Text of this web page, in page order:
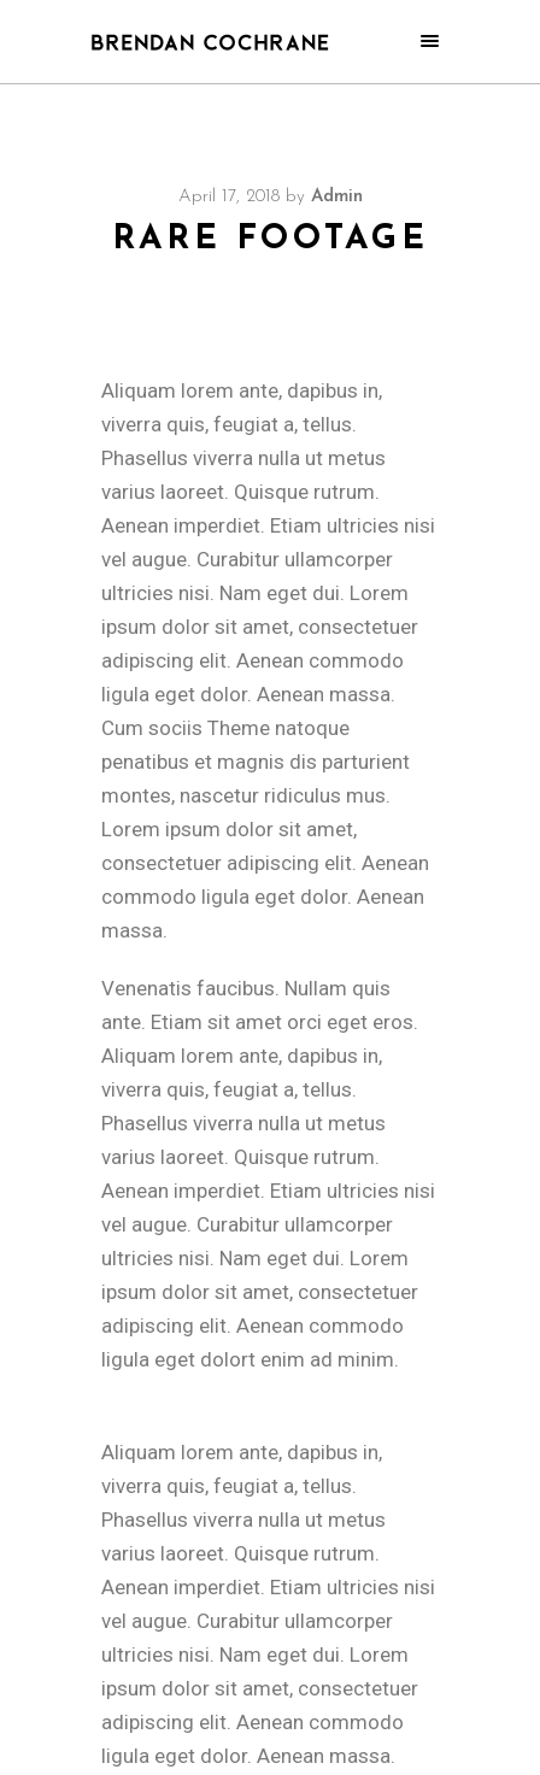
April 17, 2018 by Admin
RARE FOOTAGE
Aliquam lorem ante, dapibus in,
viverra quis, feugiat a, tellus.
Phasellus viverra nulla ut metus
varius laoreet. Quisque rutrum.
Aenean imperdiet. Etiam ultricies nisi
vel augue. Curabitur ullamcorper
ultricies nisi. Nam eget dui. Lorem
ipsum dolor sit amet, consectetuer
adipiscing elit. Aenean commodo
ligula eget dolor. Aenean massa.
Cum sociis Theme natoque
penatibus et magnis dis parturient
montes, nascetur ridiculus mus.
Lorem ipsum dolor sit amet,
consectetuer adipiscing elit. Aenean
commodo ligula eget dolor. Aenean
massa.
Venenatis faucibus. Nullam quis
ante. Etiam sit amet orci eget eros.
Aliquam lorem ante, dapibus in,
viverra quis, feugiat a, tellus.
Phasellus viverra nulla ut metus
varius laoreet. Quisque rutrum.
Aenean imperdiet. Etiam ultricies nisi
vel augue. Curabitur ullamcorper
ultricies nisi. Nam eget dui. Lorem
ipsum dolor sit amet, consectetuer
adipiscing elit. Aenean commodo
ligula eget dolort enim ad minim.
Aliquam lorem ante, dapibus in,
viverra quis, feugiat a, tellus.
Phasellus viverra nulla ut metus
varius laoreet. Quisque rutrum.
Aenean imperdiet. Etiam ultricies nisi
vel augue. Curabitur ullamcorper
ultricies nisi. Nam eget dui. Lorem
ipsum dolor sit amet, consectetuer
adipiscing elit. Aenean commodo
ligula eget dolor. Aenean massa.